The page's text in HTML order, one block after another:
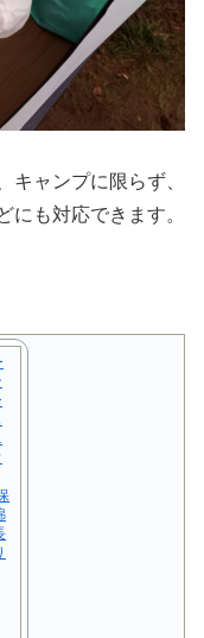
キャンプに限らず、
にも対応できます。